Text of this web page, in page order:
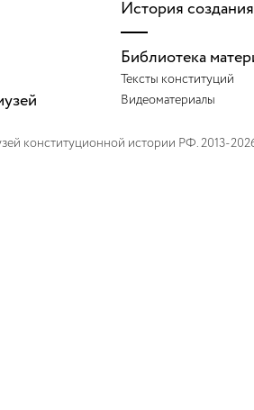
История создания
Библиотека
Тексты конституций
Видеоматериалы
конституционной истории РФ. 2013-